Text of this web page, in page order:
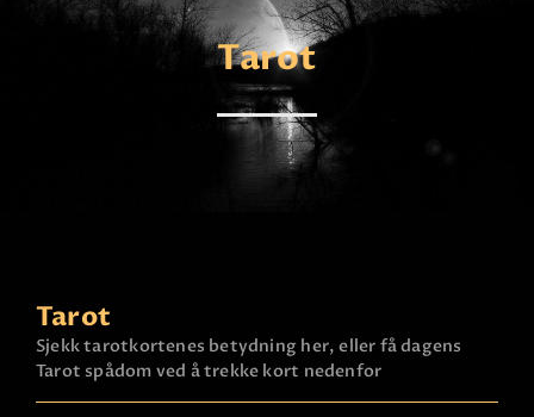
STJERNETEGN
TAROTKORT
KLARSYNTE
Tarot
Tarot
Sjekk tarotkortenes betydning her, eller få dagens
Tarot spådom ved å trekke kort nedenfor